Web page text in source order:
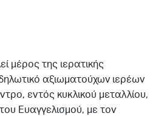
μέρος της ιερατικής
αξιωματούχων ιερέων
εντός κυκλικού μεταλλίου,
Ευαγγελισμού, με τον